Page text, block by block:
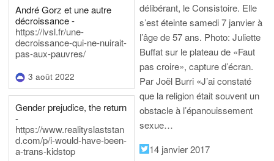
André Gorz et une autre
décroissance -
https://lvsl.fr/une-
decroissance-qui-ne-nuirait-
pas-aux-pauvres/
3 août 2022
Gender prejudice, the return
-
https://www.realityslaststan
d.com/p/i-would-have-been-
a-trans-kidstop
délibérant, le Consistoire. Elle
s’est éteinte samedi 7 janvier à
l’âge de 57 ans. Photo: Juliette
Buffat sur le plateau de «Faut
pas croire», capture d’écran.
Par Joël Burri «J’ai constaté
que la religion était souvent un
obstacle à l’épanouissement
sexue…
14 janvier 2017